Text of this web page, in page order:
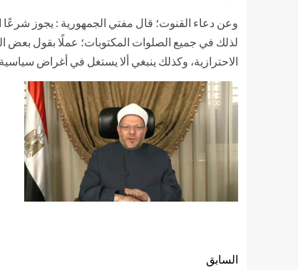
وعن دعاء القنوت؛ قال مفتي الجمهورية : يجوز شرعًا
لذلك في جميع الصلوات المكتوبات؛ عملًا بقول بعض
الاحترازية، وكذلك ينبغي ألا يستغل في أغراض
السابق